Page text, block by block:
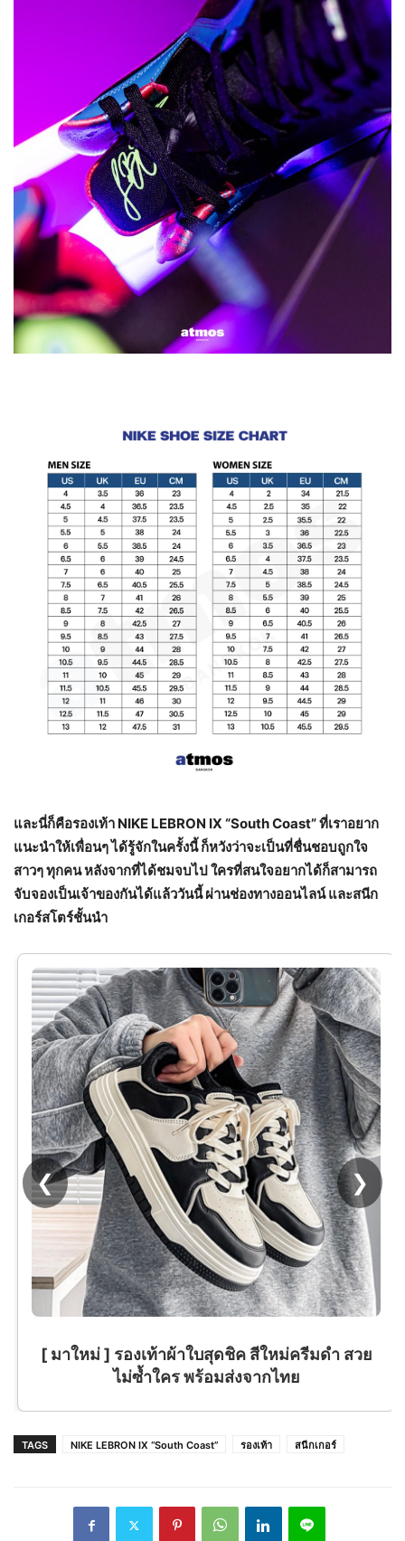
และนี่ก็คือรองเท้า NIKE LEBRON IX “South Coast”ที่เราอยาก
แนะนำให้เพื่อนๆ ได้รู้จักในครั้งนี้ ก็หวังว่าจะเป็นที่ชื่นชอบถูกใจ
สาวๆ ทุกคน หลังจากที่ได้ชมจบไป ใครที่สนใจอยากได้ก็สามารถ
จับจองเป็นเจ้าของกันได้แล้ววันนี้ ผ่านช่องทางออนไลน์ และสนีก
เกอร์สโตร์ชั้นนำ
[ มาใหม่ ] รองเท้าผ้าใบสุดชิค สีใหม่ครีมดำ สวย
ไม่ซ้ำใคร พร้อมส่งจากไทย
❮ ❯
TAGS NIKE LEBRON IX “South Coast” รองเท้า สนีกเกอร์